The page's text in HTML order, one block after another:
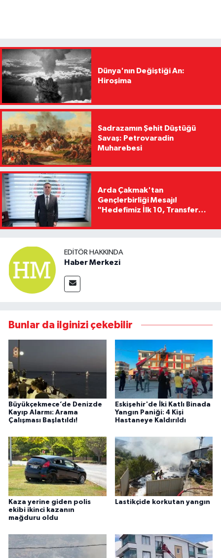
Dünya'nın Değiştiği An:
Hiroşima
Sadrazamın Şehit Düştüğü
Savaş: Petrovaradin
Muharebesi
Arda Çakmak'tan
Gençlerbirliği Mesajı!
"Hedefimiz İlk 10, Transfer
Kaldıracağız"
EDITÖR HAKKINDA
Haber Merkezi
Bunlar da ilginizi çekebilir
Büyükçekmece’de Denizde
Kayıp Alarmı: Arama
Çalışması Başlatıldı!
Eskişehir'de İki Katlı Binada
Yangın Paniği: 4 Kişi
Hastaneye Kaldırıldı
Kaza yerine giden polis
ekibi ikinci kazanın
mağduru oldu
Lastikçide korkutan yangın